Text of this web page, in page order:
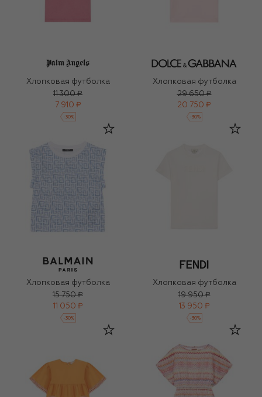
Хлопковая футболка
11 300 ₽
7 910 ₽
-30%
Хлопковая футболка
29 650 ₽
20 750 ₽
-30%
Хлопковая футболка
15 750 ₽
11 050 ₽
-30%
Хлопковая футболка
19 950 ₽
13 950 ₽
-30%